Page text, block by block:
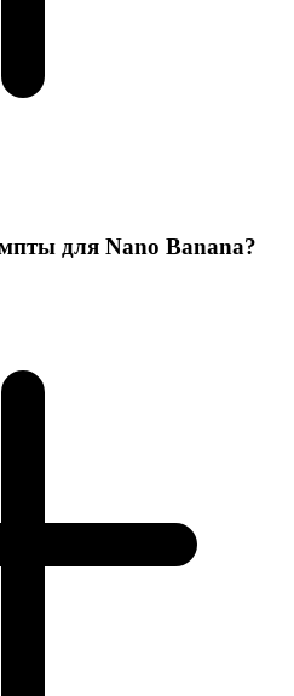
для Nano Banana?